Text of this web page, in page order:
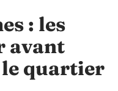
: les
avant
le quartier